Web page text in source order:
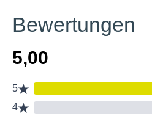
Bewertungen